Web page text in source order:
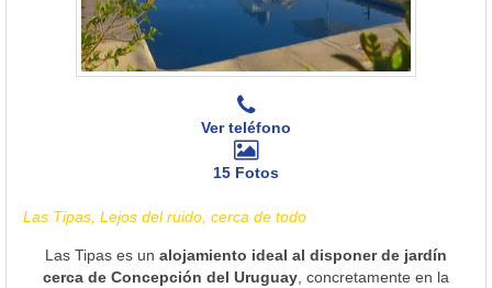
Ver teléfono
15 Fotos
Las Tipas, Lejos del ruido, cerca de todo
Las Tipas es un alojamiento ideal al disponer de jardín
cerca de Concepción del Uruguay , concretamente en la